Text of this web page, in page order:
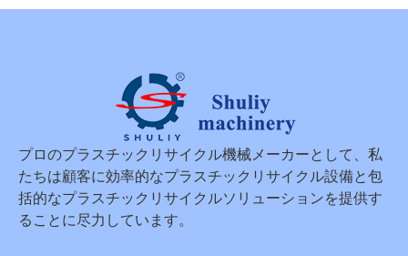
プロのプラスチックリサイクル機械メーカーとして、私
たちは顧客に効率的なプラスチックリサイクル設備と包
括的なプラスチックリサイクルソリューションを提供す
ることに尽力しています。